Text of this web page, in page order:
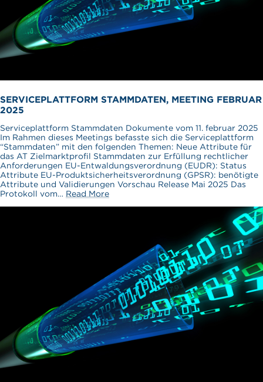
SERVICEPLATTFORM STAMMDATEN, MEETING FEBRUAR
2025
Serviceplattform Stammdaten Dokumente vom 11. februar 2025
Im Rahmen dieses Meetings befasste sich die Serviceplattform
“Stammdaten” mit den folgenden Themen: Neue Attribute für
das AT Zielmarktprofil Stammdaten zur Erfüllung rechtlicher
Anforderungen EU-Entwaldungsverordnung (EUDR): Status
Attribute EU-Produktsicherheitsverordnung (GPSR): benötigte
Attribute und Validierungen Vorschau Release Mai 2025 Das
Protokoll vom… Read More